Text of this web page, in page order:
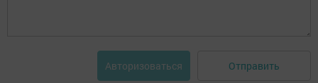
Авторизоваться Отправить